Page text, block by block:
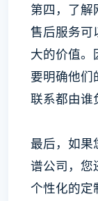
第四，了解
售后服务可
大的价值。
要明确他们
联系都由谁
最后，如果
谱公司，您
个性化的定